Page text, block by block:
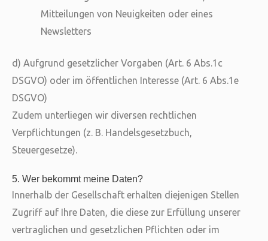
Mitteilungen von Neuigkeiten oder eines
Newsletters
d) Aufgrund gesetzlicher Vorgaben (Art. 6 Abs.1c
DSGVO) oder im öffentlichen Interesse (Art. 6 Abs.1e
DSGVO)
Zudem unterliegen wir diversen rechtlichen
Verpflichtungen (z. B. Handelsgesetzbuch,
Steuergesetze).
5. Wer bekommt meine Daten?
Innerhalb der Gesellschaft erhalten diejenigen Stellen
Zugriff auf Ihre Daten, die diese zur Erfüllung unserer
vertraglichen und gesetzlichen Pflichten oder im